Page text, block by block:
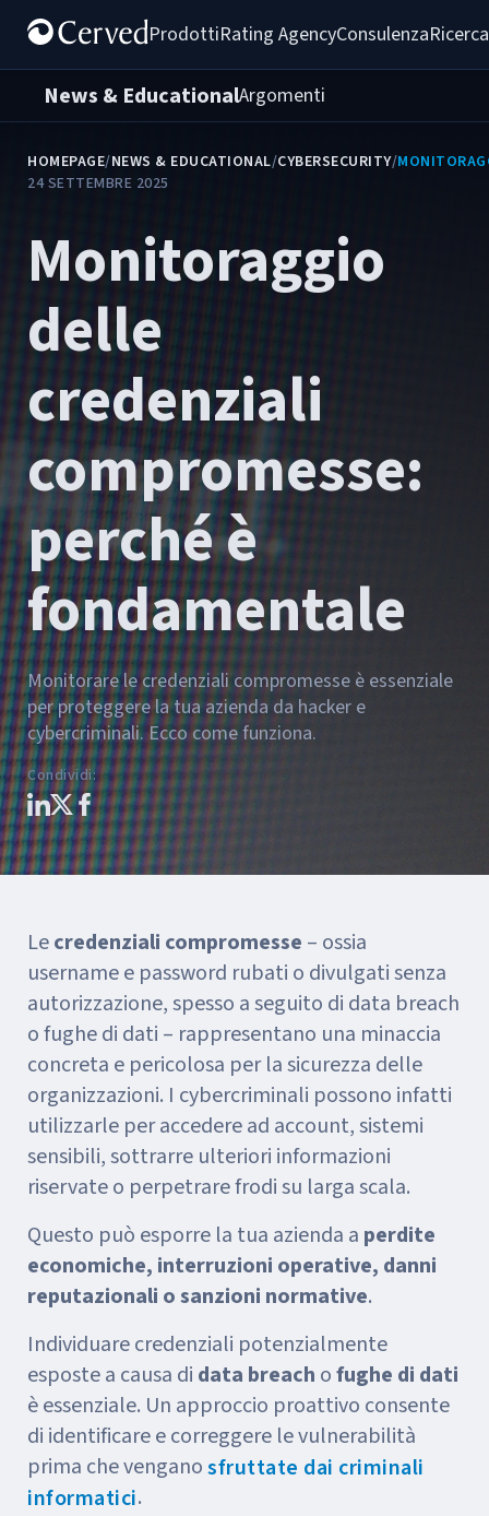
ProdottiRating AgencyConsulenza
News & EducationalArgomenti
HOMEPAGE/NEWS & EDUCATIONAL/CYBERSECURITY/
24 SETTEMBRE 2025
Monitoraggio
delle
credenziali
compromesse:
perché è
fondamentale
Monitorare le credenziali compromesse è essenziale
per proteggere la tua azienda da hacker e
cybercriminali. Ecco come funziona.
Condividi:
Lecredenziali compromesse – ossia
username e password rubati o divulgati senza
autorizzazione, spesso a seguito di data breach
o fughe di dati – rappresentano una minaccia
concreta e pericolosa per la sicurezza delle
organizzazioni. I cybercriminali possono infatti
utilizzarle per accedere ad account, sistemi
sensibili, sottrarre ulteriori informazioni
riservate o perpetrare frodi su larga scala.
Questo può esporre la tua azienda a perdite
economiche, interruzioni operative, danni
reputazionali o sanzioni normative.
Individuare credenziali potenzialmente
esposte a causa di data breach ofughe di dati
è essenziale. Un approccio proattivo consente
di identificare e correggere le vulnerabilità
prima che venganosfruttate dai criminali
informatici.